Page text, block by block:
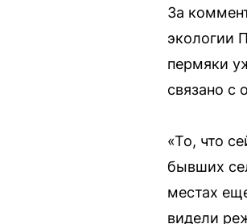
За
экологии
пермяки
связано с
«То, что
бывших
местах
видели